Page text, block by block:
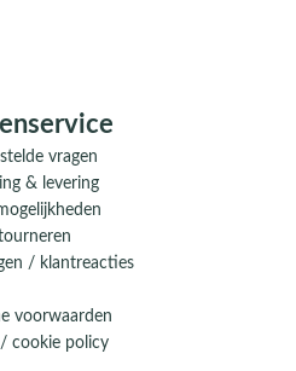
vragen
& levering
/ klantreacties
voorwaarden
/ cookie policy